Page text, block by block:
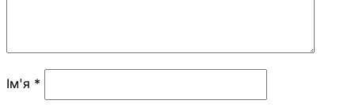
Ім'я *